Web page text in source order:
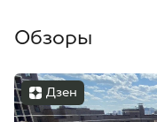
Обзоры
Дзен